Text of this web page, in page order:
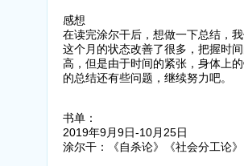
感想
在读完涂尔干后，想做一下总结，
这个月的状态改善了很多，把握时
高，但是由于时间的紧张，身体上
的总结还有些问题，继续努力吧。
书单：
2019年9月9日-10月25日
涂尔干：《自杀论》《社会分工论